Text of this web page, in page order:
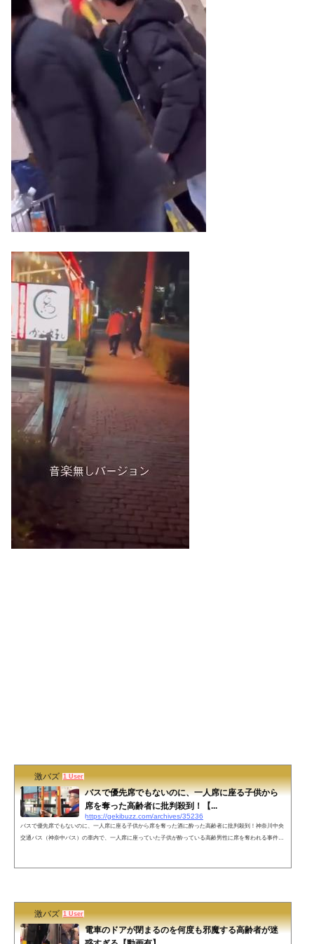
激バズ 1 User
バスで優先席でもないのに、一人席に座る子供から
席を奪った高齢者に批判殺到！【...
https://gekibuzz.com/archives/35236
バスで優先席でもないのに、一人席に座る子供から席を奪った酒に酔った高齢者に批判殺到！神奈川中央
交通バス（神奈中バス）の車内で、一人席に座っていた子供が酔っている高齢男性に席を奪われる事件が
激バズ 1 User
電車のドアが閉まるのを何度も邪魔する高齢者が迷